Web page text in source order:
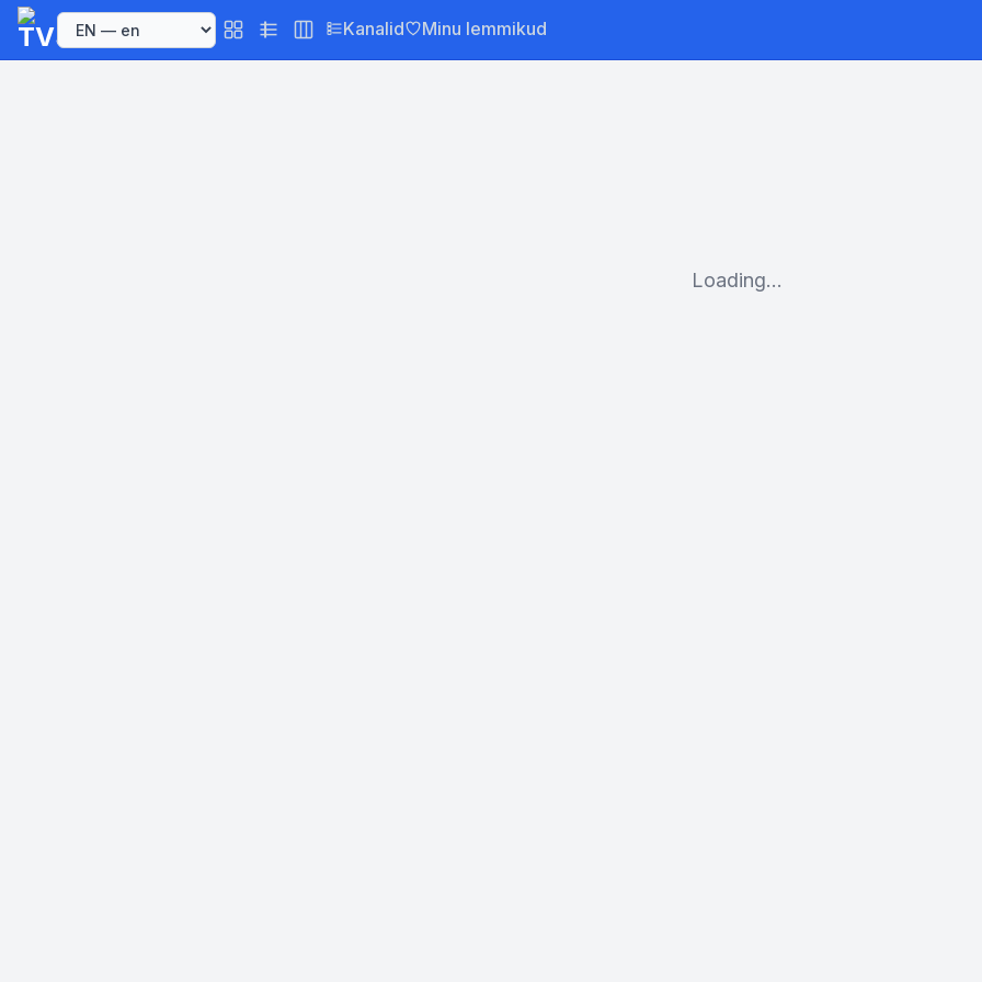
Kanalid Minu lemmikud
Loading...